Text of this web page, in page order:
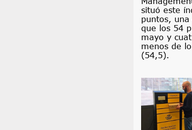
situó este
puntos,
que los 54
mayo y
menos de
(54,5).